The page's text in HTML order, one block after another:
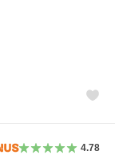
4.78